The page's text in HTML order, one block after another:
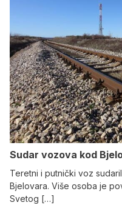
Sudar vozova kod
Teretni i putnički voz
Bjelovara. Više osoba je
Svetog […]